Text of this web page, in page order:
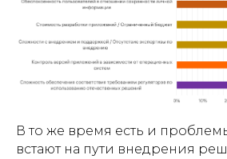
В то же время есть и
встают на пути внедрения